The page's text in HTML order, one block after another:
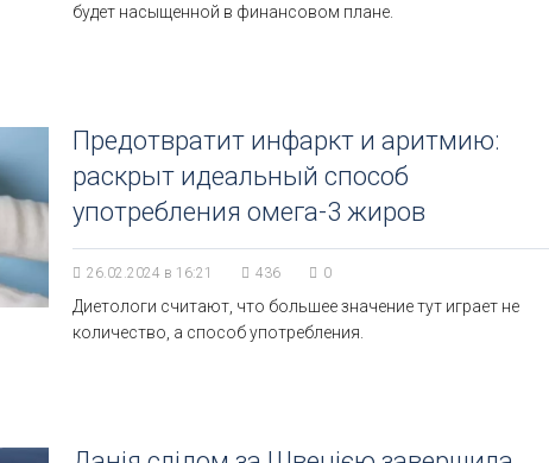
будет насыщенной в финансовом плане.
Предотвратит инфаркт и аритмию:
раскрыт идеальный способ
употребления омега-3 жиров
26.02.2024 в 16:21 436 0
Диетологи считают, что большее значение тут играет не
количество, а способ употребления.